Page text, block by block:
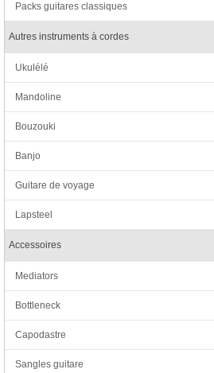
Packs guitares classiques
Autres instruments à cordes
Ukulélé
Mandoline
Bouzouki
Banjo
Guitare de voyage
Lapsteel
Accessoires
Mediators
Bottleneck
Capodastre
Sangles guitare